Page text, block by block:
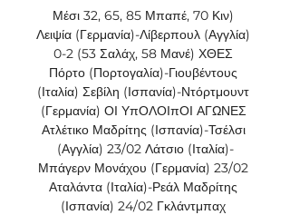
Μέσι 32, 65, 85 Μπαπέ, 70 Κιν)
Λειψία (Γερμανία)-Λίβερπουλ (Αγγλία)
0-2 (53 Σαλάχ, 58 Μανέ) ΧΘΕΣ
Πόρτο (Πορτογαλία)-Γιουβέντους
(Ιταλία) Σεβίλη (Ισπανία)-Ντόρτμουντ
(Γερμανία) ΟΙ ΥπΟΛΟΙπΟΙ ΑΓΩΝΕΣ
Ατλέτικο Μαδρίτης (Ισπανία)-Τσέλσι
(Αγγλία) 23/02 Λάτσιο (Ιταλία)-
Μπάγερν Μονάχου (Γερμανία) 23/02
Αταλάντα (Ιταλία)-Ρεάλ Μαδρίτης
(Ισπανία) 24/02 Γκλάντμπαχ